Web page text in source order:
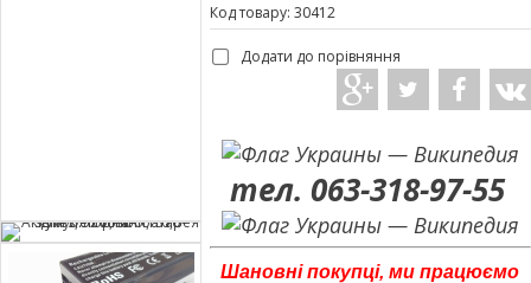
Код товару: 30412
Додати до порівняння
тел. 063-318-97-55
Шановні покупці, ми працюємо